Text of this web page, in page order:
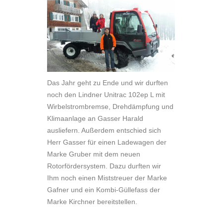
Das Jahr geht zu Ende und wir durften
noch den Lindner Unitrac 102ep L mit
Wirbelstrombremse, Drehdämpfung und
Klimaanlage an Gasser Harald
ausliefern. Außerdem entschied sich
Herr Gasser für einen Ladewagen der
Marke Gruber mit dem neuen
Rotorfördersystem. Dazu durften wir
Ihm noch einen Miststreuer der Marke
Gafner und ein Kombi-Güllefass der
Marke Kirchner bereitstellen.